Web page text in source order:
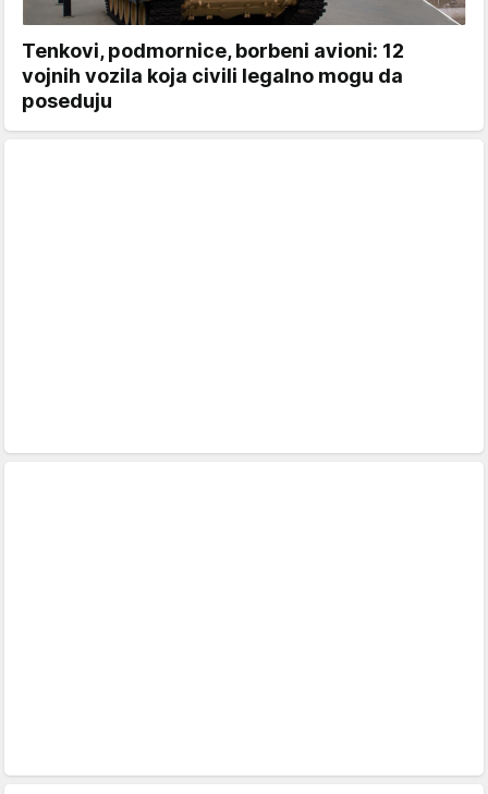
Tenkovi, podmornice, borbeni avioni: 12
vojnih vozila koja civili legalno mogu da
poseduju